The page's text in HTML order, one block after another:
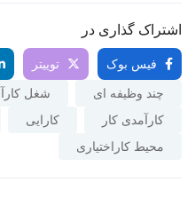
اشتراک گذاری در
فیس بوک توییتر
چند وظیفه ای شغل
کارآمدی کار
کارایی
محیط کاراختیاری